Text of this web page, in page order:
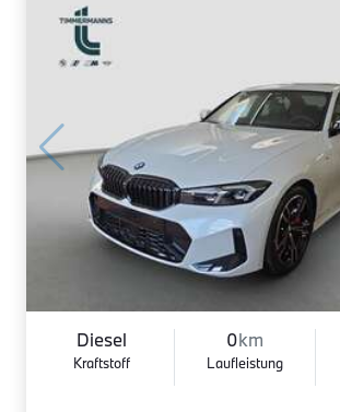
Diesel
Kraftstoff
0km
Laufleistung